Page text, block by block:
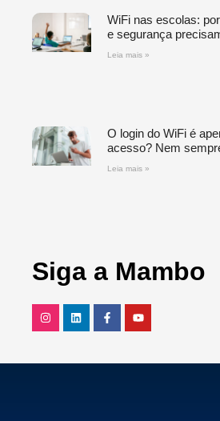
WiFi nas escolas:
e segurança
Leia mais »
O login do WiFi é
acesso? Nem
Leia mais »
Siga a Mambo